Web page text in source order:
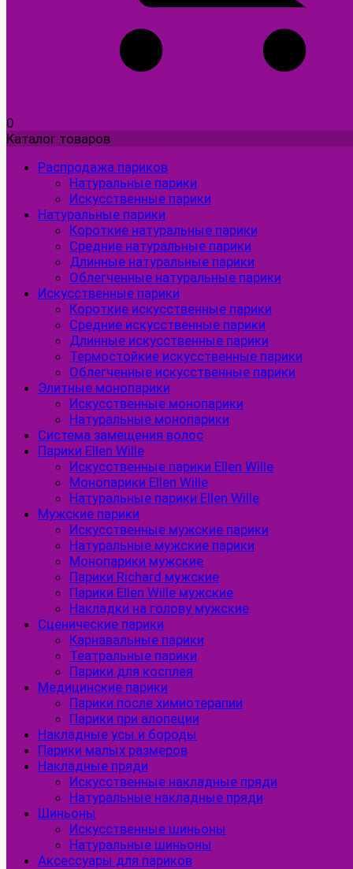
0
Каталог товаров
Распродажа париков
Натуральные парики
Искусственные парики
Натуральные парики
Короткие натуральные парики
Средние натуральные парики
Длинные натуральные парики
Облегченные натуральные парики
Искусственные парики
Короткие искусственные парики
Средние искусственные парики
Длинные искусственные парики
Термостойкие искусственные парики
Облегченные искусственные парики
Элитные монопарики
Искусственные монопарики
Натуральные монопарики
Система замещения волос
Парики Ellen Wille
Искусственные парики Ellen Wille
Монопарики Ellen Wille
Натуральные парики Ellen Wille
Мужские парики
Искусственные мужские парики
Натуральные мужские парики
Монопарики мужские
Парики Richard мужские
Парики Ellen Wille мужские
Накладки на голову мужские
Сценические парики
Карнавальные парики
Театральные парики
Парики для косплея
Медицинские парики
Парики после химиотерапии
Парики при алопеции
Накладные усы и бороды
Парики малых размеров
Накладные пряди
Искусственные накладные пряди
Натуральные накладные пряди
Шиньоны
Искусственные шиньоны
Натуральные шиньоны
Аксессуары для париков